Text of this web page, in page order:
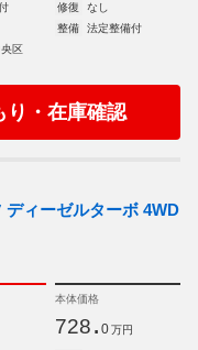
修復
なし
整備
法定整備付
区
り・在庫確認
ィーゼルターボ 4WD
本体価格
728. 0 万円